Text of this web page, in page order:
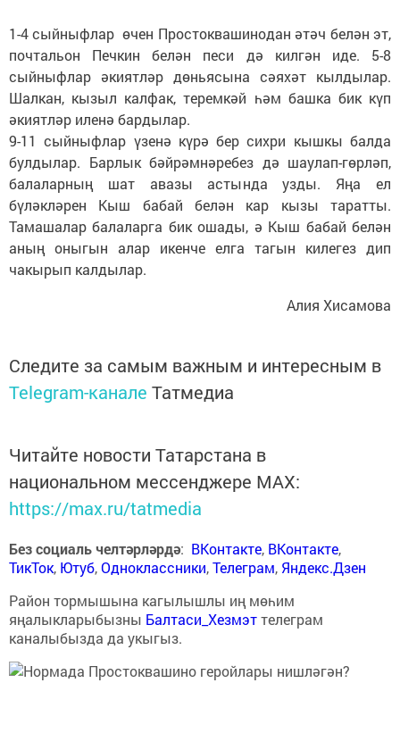
1-4 сыйныфлар өчен Простоквашинодан әтәч белән эт,
почтальон Печкин белән песи дә килгән иде. 5-8
сыйныфлар әкиятләр дөньясына сәяхәт кылдылар.
Шалкан, кызыл калфак, теремкәй һәм башка бик күп
әкиятләр иленә бардылар.
9-11 сыйныфлар үзенә күрә бер сихри кышкы балда
булдылар. Барлык бәйрәмнәребез дә шаулап-гөрләп,
балаларның шат авазы астында узды. Яңа ел
бүләкләрен Кыш бабай белән кар кызы таратты.
Тамашалар балаларга бик ошады, ә Кыш бабай белән
аның оныгын алар икенче елга тагын килегез дип
чакырып калдылар.
Алия Хисамова
Следите за самым важным и интересным в
Telegram-канале Татмедиа
Читайте новости Татарстана в
национальном мессенджере MАХ:
https://max.ru/tatmedia
Без социаль челтәрләрдә: ВКонтакте, ВКонтакте,
ТикТок, Ютуб,Одноклассники,Телеграм, Яндекс.Дзен
Район тормышына кагылышлы иң мөһим
яңалыкларыбызны Балтаси_Хезмэттелеграм
каналыбызда да укыгыз.